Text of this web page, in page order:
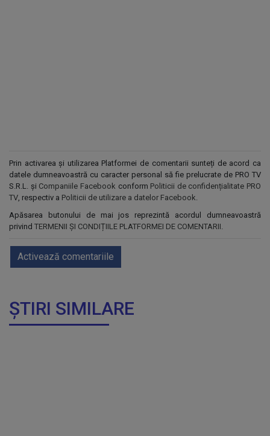
Prin activarea și utilizarea Platformei de comentarii sunteți de acord ca
datele dumneavoastră cu caracter personal să fie prelucrate de PRO TV
S.R.L. și Companiile Facebook conform Politicii de confidențialitate PRO
TV, respectiv a Politicii de utilizare a datelor Facebook.
Apăsarea butonului de mai jos reprezintă acordul dumneavoastră
privind TERMENII ȘI CONDIȚIILE PLATFORMEI DE COMENTARII.
Activează comentariile
ȘTIRI SIMILARE